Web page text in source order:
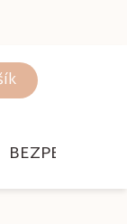
BEZPEČNOSŤ